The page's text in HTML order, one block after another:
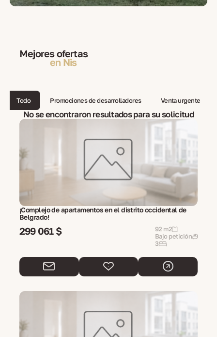
Mejores ofertas
en Nis
Todo Promociones de desarrolladores Venta urgente
No se encontraron resultados para su solicitud
¡Complejo de apartamentos en el distrito occidental de
Belgrado!
299 061 $
92 m2
Bajo petición
3